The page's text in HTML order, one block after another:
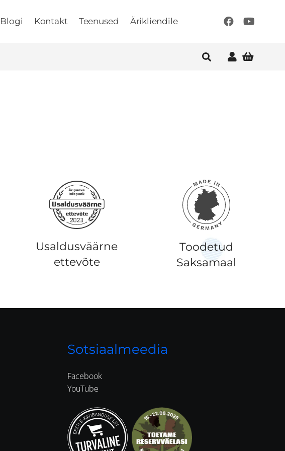
Blogi Kontakt Teenused Ärikliendile
Usaldusväärne
ettevõte
Toodetud
Saksamaal
Sotsiaalmeedia
Facebook
YouTube